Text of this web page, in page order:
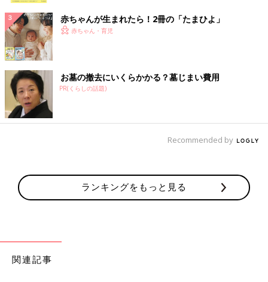
赤ちゃんが生まれたら！2冊の「たまひよ」
赤ちゃん・育児
お墓の撤去にいくらかかる？墓じまい費用
PR(くらしの話題)
Recommended by
ランキングをもっと見る
関連記事